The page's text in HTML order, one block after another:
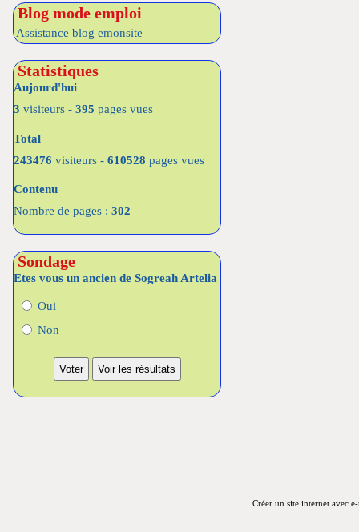
Blog mode emploi
Assistance blog emonsite
Statistiques
Aujourd'hui
3 visiteurs - 395 pages vues
Total
243476 visiteurs - 610528 pages vues
Contenu
Nombre de pages : 302
Sondage
Etes vous un ancien de Sogreah Artelia
Oui
Non
Créer un site internet avec